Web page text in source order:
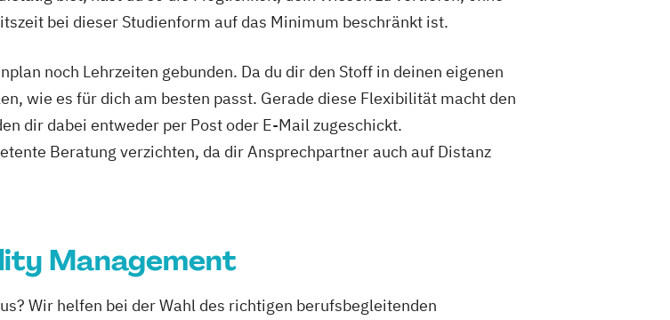
(in Kooperation mit der Hochschule Burgenland)
Hochschule Burgenland)
Digitales Bildungsmanagement – Professional (in
Kooperation mit der Hochschule Burgenland)
E-Commerce und Online-Marketing (in Kooperation mit
Hochschule Burgenland)
IT-Management (in Kooperation mit der Hochschule
bei dieser Studienform auf das Minimum beschränkt ist.
noch Lehrzeiten gebunden. Da du dir den Stoff in deinen eigenen
wie es für dich am besten passt. Gerade diese Flexibilität macht den
dir dabei entweder per Post oder E-Mail zugeschickt.
Beratung verzichten, da dir Ansprechpartner auch auf Distanz
Management
Wir helfen bei der Wahl des richtigen berufsbegleitenden